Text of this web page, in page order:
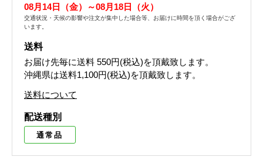
08月14日（金）～08月18日（火）
交通状況・天候の影響や注文が集中した場合等、お届けに時間を頂く場合がござ
います。
送料
お届け先毎に送料 550円(税込)を頂戴致します。
沖縄県は送料1,100円(税込)を頂戴致します。
送料について
配送種別
通常品